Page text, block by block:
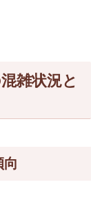
雑状況と
向